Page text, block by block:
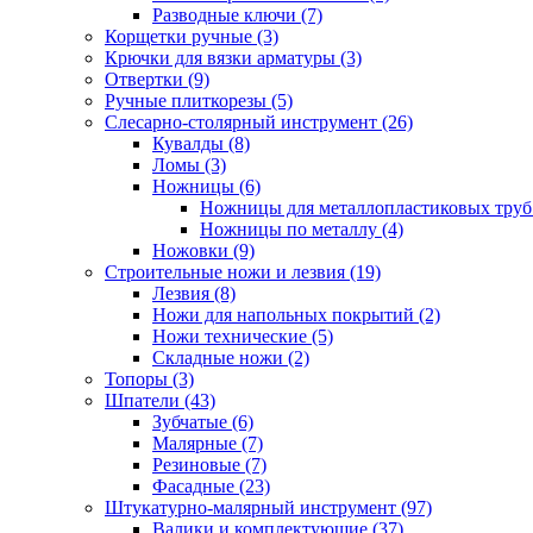
Разводные ключи (7)
Корщетки ручные (3)
Крючки для вязки арматуры (3)
Отвертки (9)
Ручные плиткорезы (5)
Слесарно-столярный инструмент (26)
Кувалды (8)
Ломы (3)
Ножницы (6)
Ножницы для металлопластиковых
Ножницы по металлу (4)
Ножовки (9)
Строительные ножи и лезвия (19)
Лезвия (8)
Ножи для напольных покрытий (2)
Ножи технические (5)
Складные ножи (2)
Топоры (3)
Шпатели (43)
Зубчатые (6)
Малярные (7)
Резиновые (7)
Фасадные (23)
Штукатурно-малярный инструмент (97)
Валики и комплектующие (37)